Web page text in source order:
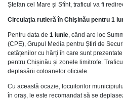
Ștefan cel Mare și Sfînt, traficul va fi
Circulația rutieră în Chișinău pentru 1
Pentru data de 1 iunie, când are loc
(CPE), Grupul Media pentru Știri de
cetățenilor cu hărți în care sunt
pentru Chișinău și zonele limitrofe.
deplasării coloanelor oficiale.
Cu această ocazie, locuitorilor
în oraș, le este recomandat să se